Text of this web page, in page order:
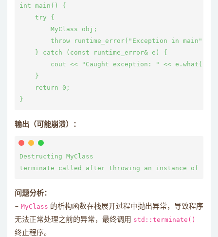
int main() {
    try {
        MyClass obj;
        throw runtime_error("Exception in main");
    } catch (const runtime_error& e) {
cout << "Caught exception: " << e.what()
    }
    return 0;
输出（可能崩溃）：
Destructing MyClass
问题分析：
– MyClass 的析构函数在栈展开过程中抛出异常，导致程序
无法正常处理之前的异常，最终调用 std::terminate()
终止程序。